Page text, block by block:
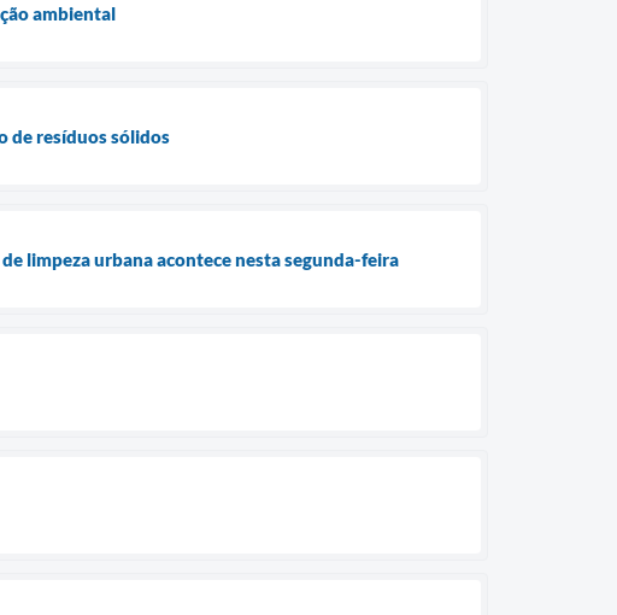
ambiental
de resíduos sólidos
limpeza urbana acontece nesta segunda-feira